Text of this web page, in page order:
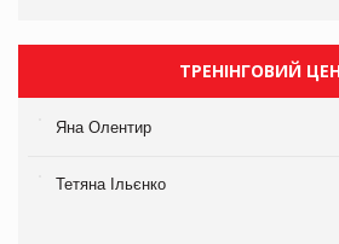
ТРЕНІНГОВИЙ
Яна Олентир
Тетяна Ільєнко